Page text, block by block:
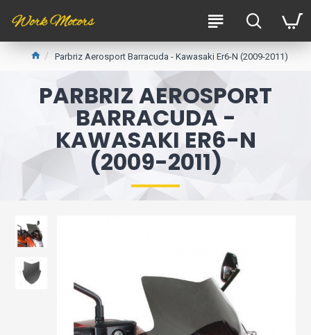
Parbriz Aerosport Barracuda - Kawasaki Er6-N (2009-2011)
PARBRIZ AEROSPORT
BARRACUDA -
KAWASAKI ER6-N
(2009-2011)